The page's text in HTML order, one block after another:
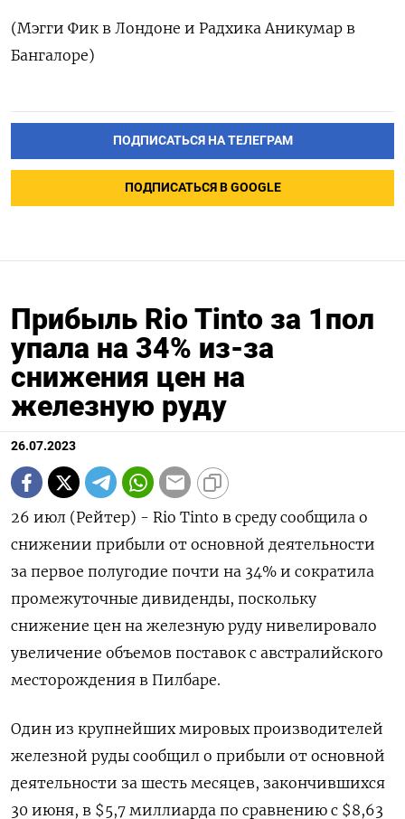
(Мэгги Фик в Лондоне и Радхика Аникумар в
Бангалоре)
ПОДПИСАТЬСЯ НА ТЕЛЕГРАМ
ПОДПИСАТЬСЯ В GOOGLE
Прибыль Rio Tinto за 1пол
упала на 34% из-за
снижения цен на
железную руду
26.07.2023
26 июл (Рейтер) - Rio Tinto в среду сообщила о
снижении прибыли от основной деятельности
за первое полугодие почти на 34% и сократила
промежуточные дивиденды, поскольку
снижение цен на железную руду нивелировало
увеличение объемов поставок с австралийского
месторождения в Пилбаре.
Один из крупнейших мировых производителей
железной руды сообщил о прибыли от основной
деятельности за шесть месяцев, закончившихся
30 июня, в $5,7 миллиарда по сравнению с $8,63